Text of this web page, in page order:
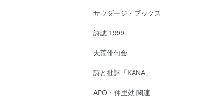
サウダージ・ブックス
詩誌 1999
天荒俳句会
詩と批評「KANA」
APO・仲里効 関連